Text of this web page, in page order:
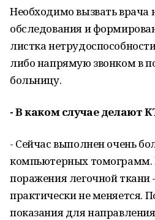
Необходимо вызвать врача
обследования и
листка
либо напрямую звонком в
больницу.
- В каком случае делают
- Сейчас выполнен очень
компьютерных томограмм.
поражения легочной ткани
практически не меняется.
показания для